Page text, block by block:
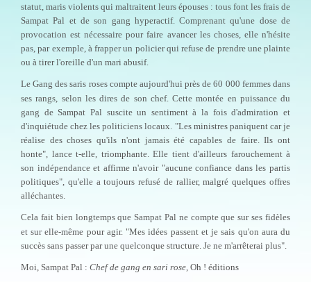
statut, maris violents qui maltraitent leurs épouses : tous font les frais de
Sampat Pal et de son gang hyperactif. Comprenant qu'une dose de
provocation est nécessaire pour faire avancer les choses, elle n'hésite
pas, par exemple, à frapper un policier qui refuse de prendre une plainte
ou à tirer l'oreille d'un mari abusif.
Le Gang des saris roses compte aujourd'hui près de 60 000 femmes dans
ses rangs, selon les dires de son chef. Cette montée en puissance du
gang de Sampat Pal suscite un sentiment à la fois d'admiration et
d'inquiétude chez les politiciens locaux. "Les ministres paniquent car je
réalise des choses qu'ils n'ont jamais été capables de faire. Ils ont
honte", lance t-elle, triomphante. Elle tient d'ailleurs farouchement à
son indépendance et affirme n'avoir "aucune confiance dans les partis
politiques", qu'elle a toujours refusé de rallier, malgré quelques offres
alléchantes.
Cela fait bien longtemps que Sampat Pal ne compte que sur ses fidèles
et sur elle-même pour agir. "Mes idées passent et je sais qu'on aura du
succès sans passer par une quelconque structure. Je ne m'arrêterai plus".
Moi, Sampat Pal : Chef de gang en sari rose , Oh ! éditions